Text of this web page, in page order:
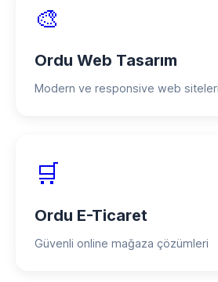
🎨
Ordu Web Tasarım
Modern ve responsive web siteleri
🛒
Ordu E-Ticaret
Güvenli online mağaza çözümleri